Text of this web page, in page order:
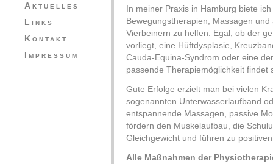
Aktuelles
Links
Kontakt
Impressum
In meiner Praxis in Hamburg biete
Bewegungstherapien, Massagen
Vierbeinern zu helfen. Egal, ob der
vorliegt, eine Hüftdysplasie,
Cauda-Equina-Syndrom oder eine
passende Therapiemöglichkeit findet
Gute Erfolge erzielt man bei vielen
sogenannten Unterwasserlaufband
entspannende Massagen, passive
fördern den Muskelaufbau, die
Gleichgewicht und führen zu
Alle Maßnahmen der